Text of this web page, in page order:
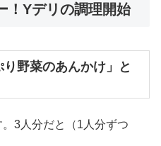
！Yデリの調理開始
野菜のあんかけ」と
3人分だと（1人分ずつ